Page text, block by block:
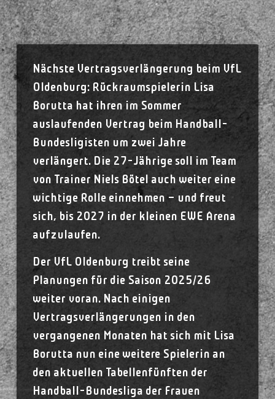
Nächste Vertragsverlängerung beim VfL
Oldenburg: Rückraumspielerin Lisa
Borutta hat ihren im Sommer
auslaufenden Vertrag beim Handball-
Bundesligisten um zwei Jahre
verlängert. Die 27-Jährige soll im Team
von Trainer Niels Bötel auch weiter eine
wichtige Rolle einnehmen – und freut
sich, bis 2027 in der kleinen EWE Arena
aufzulaufen.
Der VfL Oldenburg treibt seine
Planungen für die Saison 2025/26
weiter voran. Nach einigen
Vertragsverlängerungen in den
vergangenen Monaten hat sich mit Lisa
Borutta nun eine weitere Spielerin an
den aktuellen Tabellenfünften der
Handball-Bundesliga der Frauen